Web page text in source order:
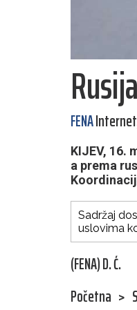
FENA
KIJEV, 16.
a prema
Sadržaj
uslovima
(FENA) D. Ć.
Početna >